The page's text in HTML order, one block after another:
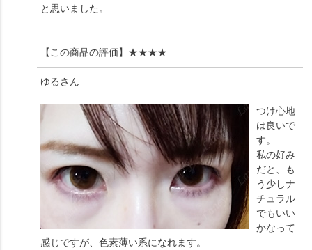
と思いました。
【この商品の評価】 ★★★★
ゆる さん
つけ心地
は良いで
す。
私の好み
だと、も
う少しナ
チュラル
でもいい
かなって
感じですが、色素薄い系になれます。